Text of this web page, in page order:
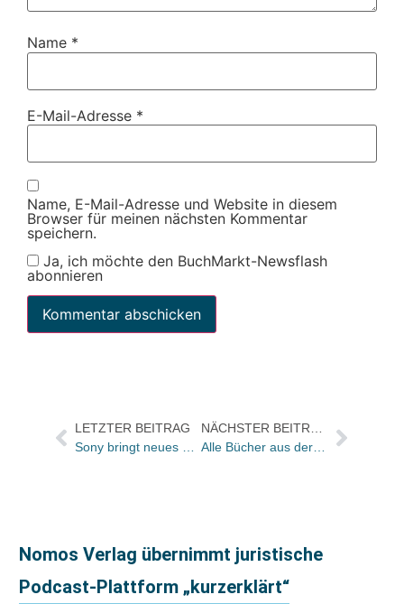
Name *
E-Mail-Adresse *
Name, E-Mail-Adresse und Website in diesem
Browser für meinen nächsten Kommentar
speichern.
Ja, ich möchte den BuchMarkt-Newsflash
abonnieren
LETZTER BEITRAG
Nomos Verlag übernimmt juristische
Podcast-Plattform „kurzerklärt“